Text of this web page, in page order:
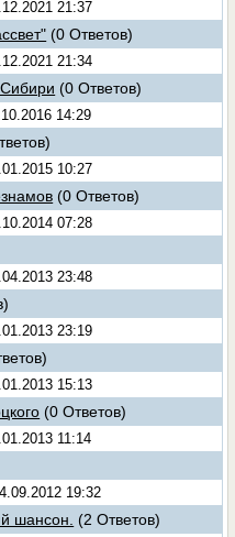
21:37
(0 Ответов)
21:34
(0 Ответов)
14:29
10:27
(0 Ответов)
07:28
23:48
23:19
15:13
(0 Ответов)
11:14
19:32
шансон. (2 Ответов)